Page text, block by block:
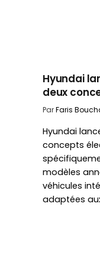
Hyundai
deux
ParFaris
Hyundai
concepts
modèles
véhicules
adaptées